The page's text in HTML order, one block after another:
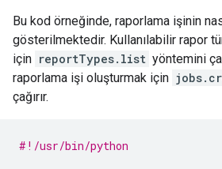
Bu kod örneğinde, raporlama işinin
gösterilmektedir. Kullanılabilir rapor
için reportTypes.list yöntemini
raporlama işi oluşturmak için
çağırır.
#!/usr/bin/python